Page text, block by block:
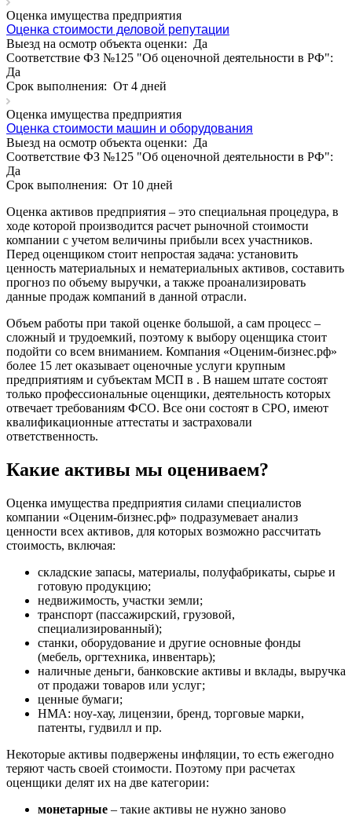
Оценка имущества предприятия
Оценка стоимости деловой репутации
Выезд на осмотр объекта оценки: Да
Соответствие ФЗ №125 "Об оценочной деятельности в РФ":
Да
Срок выполнения: От 4 дней
Оценка имущества предприятия
Оценка стоимости машин и оборудования
Выезд на осмотр объекта оценки: Да
Соответствие ФЗ №125 "Об оценочной деятельности в РФ":
Да
Срок выполнения: От 10 дней
Оценка активов предприятия – это специальная процедура, в
ходе которой производится расчет рыночной стоимости
компании с учетом величины прибыли всех участников.
Перед оценщиком стоит непростая задача: установить
ценность материальных и нематериальных активов, составить
прогноз по объему выручки, а также проанализировать
данные продаж компаний в данной отрасли.
Объем работы при такой оценке большой, а сам процесс –
сложный и трудоемкий, поэтому к выбору оценщика стоит
подойти со всем вниманием. Компания «Оценим-бизнес.рф»
более 15 лет оказывает оценочные услуги крупным
предприятиям и субъектам МСП в . В нашем штате состоят
только профессиональные оценщики, деятельность которых
отвечает требованиям ФСО. Все они состоят в СРО, имеют
квалификационные аттестаты и застраховали
ответственность.
Какие активы мы оцениваем?
Оценка имущества предприятия силами специалистов
компании «Оценим-бизнес.рф» подразумевает анализ
ценности всех активов, для которых возможно рассчитать
стоимость, включая:
складские запасы, материалы, полуфабрикаты, сырье и
готовую продукцию;
недвижимость, участки земли;
транспорт (пассажирский, грузовой,
специализированный);
станки, оборудование и другие основные фонды
(мебель, оргтехника, инвентарь);
наличные деньги, банковские активы и вклады, выручка
от продажи товаров или услуг;
ценные бумаги;
НМА: ноу-хау, лицензии, бренд, торговые марки,
патенты, гудвилл и пр.
Некоторые активы подвержены инфляции, то есть ежегодно
теряют часть своей стоимости. Поэтому при расчетах
оценщики делят их на две категории:
монетарные – такие активы не нужно заново
Бахчисарай
Белая Калитва
Белгород
Белебей
Белово
Белогорск
Белорецк
Белореченск
Белоярский
Бердск
Березники
Бийск
Биробиджан
Бирск
Бирюч
Благовещенск
Благодарный
Богородицк
Боготол
Большой Камень
Бор
Борзя
Борисоглебск
Боровичи
Бронницы
Бугульма
Бугуруслан
Бузулук
Буй
Буйнакск
Бутурлиновка
Валуйки
Великие Луки
Великий Новгород
Вельск
Верещагино
Верхний Уфалей
Верхняя Пышма
Верхняя Салда
Видное
Владивосток